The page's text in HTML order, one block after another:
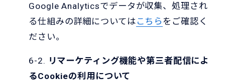
Google Analyticsでデータが収集、処理され
る仕組みの詳細については こちら をご確認く
ださい。
6-2. リマーケティング機能や第三者配信によ
るCookieの利用について